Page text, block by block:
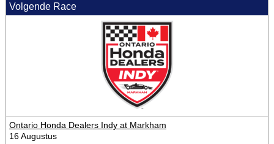
Volgende Race
Ontario Honda Dealers Indy at Markham
16 Augustus